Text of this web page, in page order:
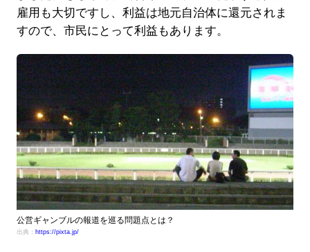
雇用も大切ですし、利益は地元自治体に還元されま
すので、市民にとって利益もあります。
公営ギャンブルの報道を巡る問題点とは？
出典： https://pixta.jp/